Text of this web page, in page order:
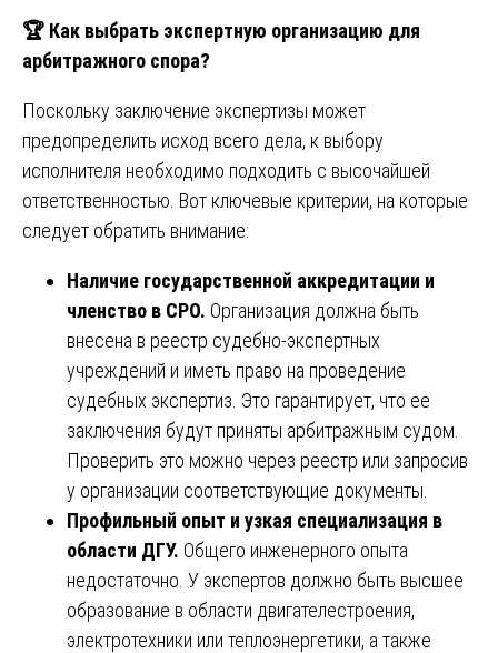
🏆 Как выбрать экспертную организацию для
арбитражного спора?
Поскольку заключение экспертизы может
предопределить исход всего дела, к выбору
исполнителя необходимо подходить с высочайшей
ответственностью. Вот ключевые критерии, на которые
следует обратить внимание:
Наличие государственной аккредитации и
членство в СРО. Организация должна быть
внесена в реестр судебно-экспертных
учреждений и иметь право на проведение
судебных экспертиз. Это гарантирует, что ее
заключения будут приняты арбитражным судом.
Проверить это можно через реестр или запросив
у организации соответствующие документы.
Профильный опыт и узкая специализация в
области ДГУ. Общего инженерного опыта
недостаточно. У экспертов должно быть высшее
образование в области двигателестроения,
электротехники или теплоэнергетики, а также